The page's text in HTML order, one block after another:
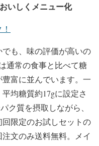
いしくメニュー化
も、味の評価が高いの
通常の食事と比べて糖
富に並んでいます。一
均糖質約17gに設定さ
ク質を摂取しながら、
限定のお試しセットの
文のみ送料無料。メイ